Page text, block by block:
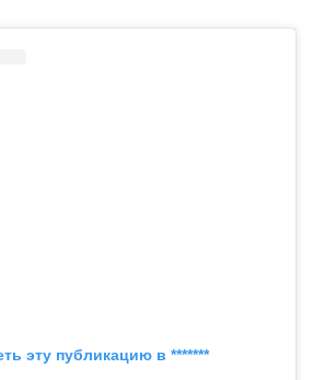
эту публикацию в *******